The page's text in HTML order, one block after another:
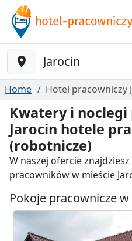
Baustelle-Location
Home Hotel pracowniczy
Kwatery i noclegi
Jarocin hotele
(robotnicze)
W naszej ofercie
pracowników w mieście
Pokoje pracownicze